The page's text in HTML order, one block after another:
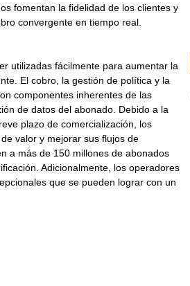
fomentan la fidelidad de los clientes y
convergente en tiempo real.
utilizadas fácilmente para aumentar la
El cobro, la gestión de política y la
componentes inherentes de las
de datos del abonado. Debido a la
plazo de comercialización, los
valor y mejorar sus flujos de
a más de 150 millones de abonados
Adicionalmente, los operadores
que se pueden lograr con un